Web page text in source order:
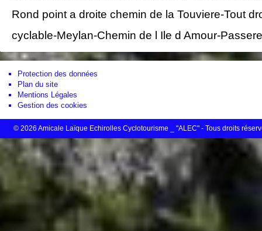
Rond point a droite chemin de la Touviere-Tout
cyclable-Meylan-Chemin de l Ile d Amour-
Protection des données
Plan du site
Mentions Légales
Gestion des cookies
© 2026 Amicale Laïque Echirolles Cyclotourisme _ "ALEC" - Tous droits